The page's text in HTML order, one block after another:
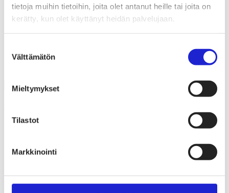
tietoja muihin tietoihin, joita olet antanut heille tai joita on
kerätty, kun olet käyttänyt heidän palvelujaan.
valinta
Välttämätön
Mieltymykset
Tilastot
Markkinointi
Liiton säännöt
Suomen Tekstiili & Muoti 120 vuotta
Laskutusosoite
Tietosuojaseloste
Alan yritykset Suomessa – tutustu jäseniimme
Vastuullisuus & kiertotalous
Vaatevallankumousta vietetään
kymmenettä kertaa